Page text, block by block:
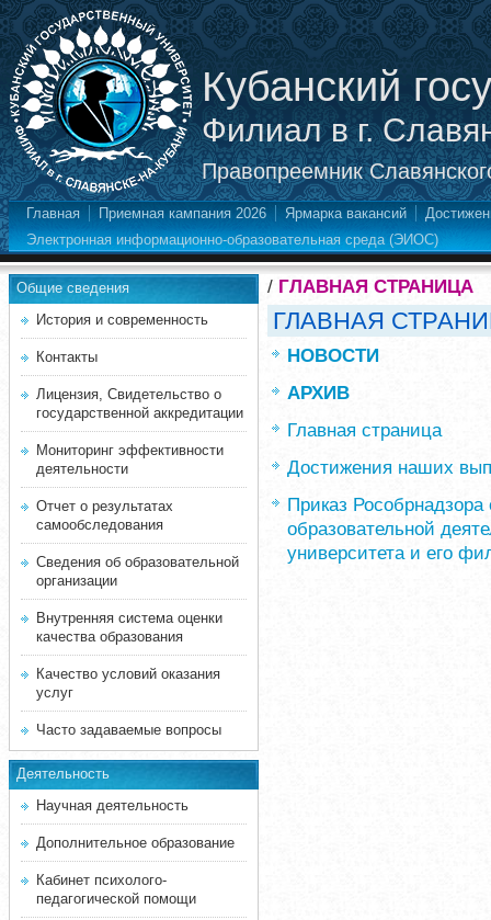
Кубанский
Филиал в г.
Правопреемник
Главная Приемная кампания 2026 Ярмарка вакансий
Электронная информационно-образовательная среда (ЭИОС)
Общие сведения
История и современность
Контакты
Лицензия, Свидетельство о
государственной аккредитации
Мониторинг эффективности
деятельности
Отчет о результатах
самообследования
Сведения об образовательной
организации
Внутренняя система оценки
качества образования
Качество условий оказания
услуг
Часто задаваемые вопросы
Деятельность
Научная деятельность
Дополнительное образование
Кабинет психолого-
педагогической помощи
/ ГЛАВНАЯ СТРАНИЦА
ГЛАВНАЯ
НОВОСТИ
АРХИВ
Главная страница
Достижения наших
Приказ Рособрнадзора
образовательной
университета и его